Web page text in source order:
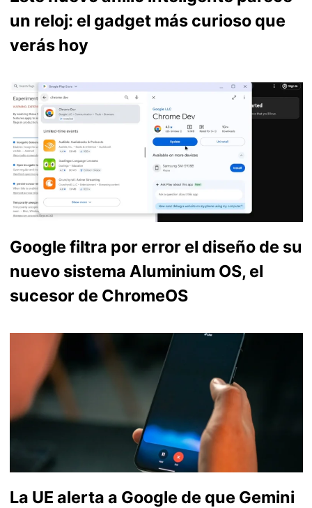
un reloj: el gadget más curioso que
verás hoy
Google filtra por error el diseño de su
nuevo sistema Aluminium OS, el
sucesor de ChromeOS
La UE alerta a Google de que Gemini